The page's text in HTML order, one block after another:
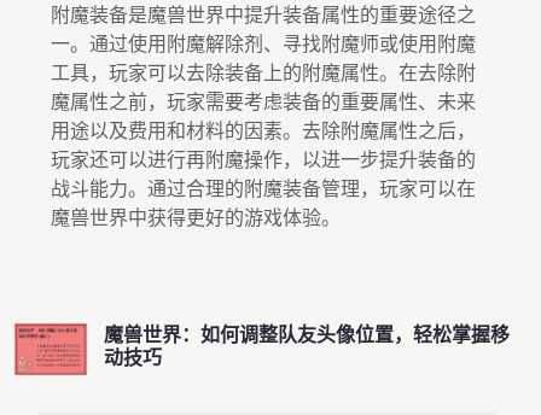
附魔装备是魔兽世界中提升装备属性的重要途径之
一。通过使用附魔解除剂、寻找附魔师或使用附魔
工具，玩家可以去除装备上的附魔属性。在去除附
魔属性之前，玩家需要考虑装备的重要属性、未来
用途以及费用和材料的因素。去除附魔属性之后，
玩家还可以进行再附魔操作，以进一步提升装备的
战斗能力。通过合理的附魔装备管理，玩家可以在
魔兽世界中获得更好的游戏体验。
魔兽世界：如何调整队友头像位置，轻松掌握移
动技巧